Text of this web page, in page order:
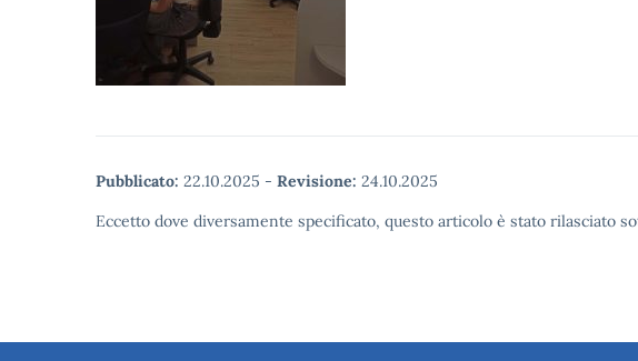
Pubblicato: 22.10.2025 - Revisione: 24.10.2025
Eccetto dove diversamente specificato, questo articolo è stato rilasciato